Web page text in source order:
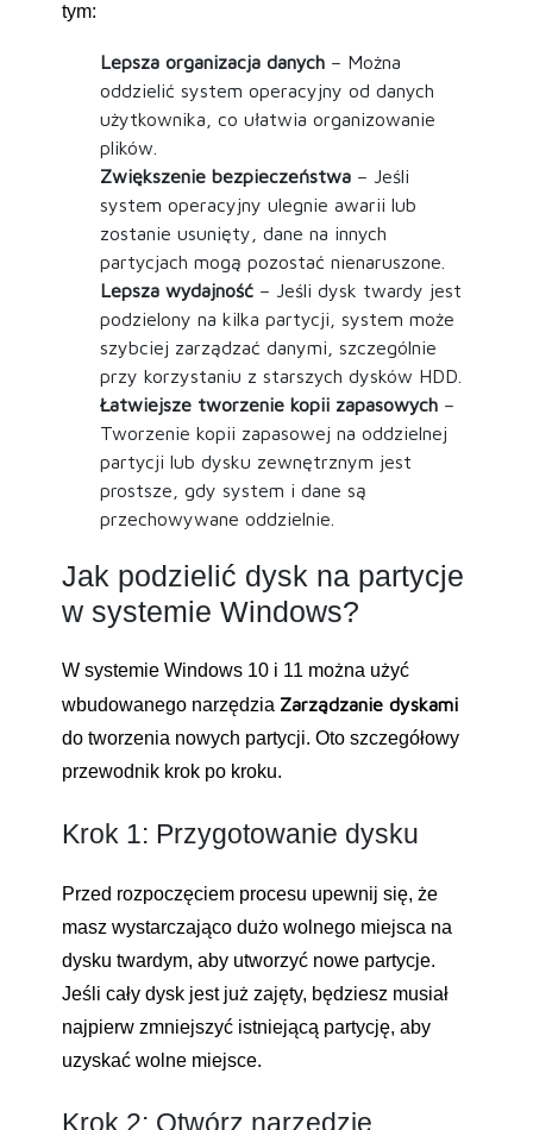
tym:
Lepsza organizacja danych – Można
oddzielić system operacyjny od danych
użytkownika, co ułatwia organizowanie
plików.
Zwiększenie bezpieczeństwa – Jeśli
system operacyjny ulegnie awarii lub
zostanie usunięty, dane na innych
partycjach mogą pozostać nienaruszone.
Lepsza wydajność – Jeśli dysk twardy jest
podzielony na kilka partycji, system może
szybciej zarządzać danymi, szczególnie
przy korzystaniu z starszych dysków HDD.
Łatwiejsze tworzenie kopii zapasowych –
Tworzenie kopii zapasowej na oddzielnej
partycji lub dysku zewnętrznym jest
prostsze, gdy system i dane są
przechowywane oddzielnie.
Jak podzielić dysk na partycje
w systemie Windows?
W systemie Windows 10 i 11 można użyć
wbudowanego narzędzia Zarządzanie dyskami
do tworzenia nowych partycji. Oto szczegółowy
przewodnik krok po kroku.
Krok 1: Przygotowanie dysku
Przed rozpoczęciem procesu upewnij się, że
masz wystarczająco dużo wolnego miejsca na
dysku twardym, aby utworzyć nowe partycje.
Jeśli cały dysk jest już zajęty, będziesz musiał
najpierw zmniejszyć istniejącą partycję, aby
uzyskać wolne miejsce.
Krok 2: Otwórz narzędzie